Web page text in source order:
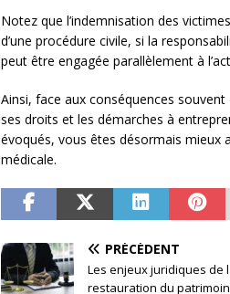
Notez que l’indemnisation des
d’une procédure civile, si la
peut être engagée parallèlement à
Ainsi, face aux conséquences
ses droits et les démarches à
évoqués, vous êtes désormais mieux
médicale.
PRÉCÉDENT
Les enjeux juridiques de
restauration du